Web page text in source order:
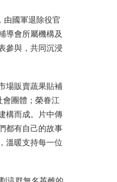
由國軍退除役官
導會所屬機構及
參與，共同沉浸
場販賣蔬果貼補
會團體；榮眷江
構而成。片中傳
都有自己的故事
溫暖支持每一位